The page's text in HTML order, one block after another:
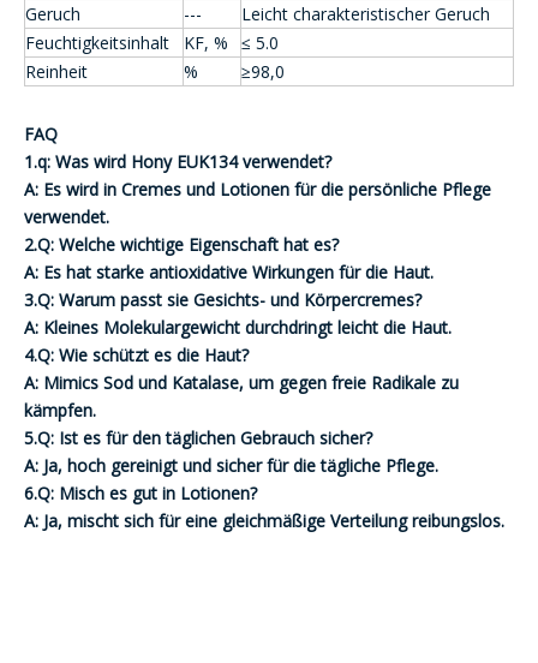
Geruch
---
Leicht charakteristischer Geruch
Feuchtigkeitsinhalt
KF, %
≤ 5.0
Reinheit
% ≥98,0
FAQ
1.q: Was wird Hony EUK134 verwendet?
A: Es wird in Cremes und Lotionen für die persönliche Pflege
verwendet.
2.Q: Welche wichtige Eigenschaft hat es?
A: Es hat starke antioxidative Wirkungen für die Haut.
3.Q: Warum passt sie Gesichts- und Körpercremes?
A: Kleines Molekulargewicht durchdringt leicht die Haut.
4.Q: Wie schützt es die Haut?
A: Mimics Sod und Katalase, um gegen freie Radikale zu
kämpfen.
5.Q: Ist es für den täglichen Gebrauch sicher?
A: Ja, hoch gereinigt und sicher für die tägliche Pflege.
6.Q: Misch es gut in Lotionen?
A: Ja, mischt sich für eine gleichmäßige Verteilung reibungslos.